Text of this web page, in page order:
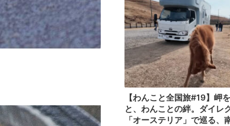
【わんこと全国旅#19】岬
と、わんことの絆。ダイレ
「オーステリア」で巡る、